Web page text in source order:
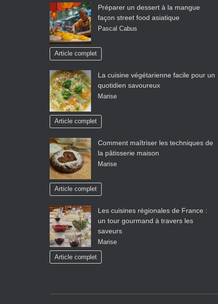
Préparer un dessert à la mangue
façon street food asiatique
Pascal Cabus
Article complet
La cuisine végétarienne facile pour un
quotidien savoureux
Marise
Article complet
Comment maîtriser les techniques de
la pâtisserie maison
Marise
Article complet
Les cuisines régionales de France :
un tour gourmand à travers les
saveurs
Marise
Article complet